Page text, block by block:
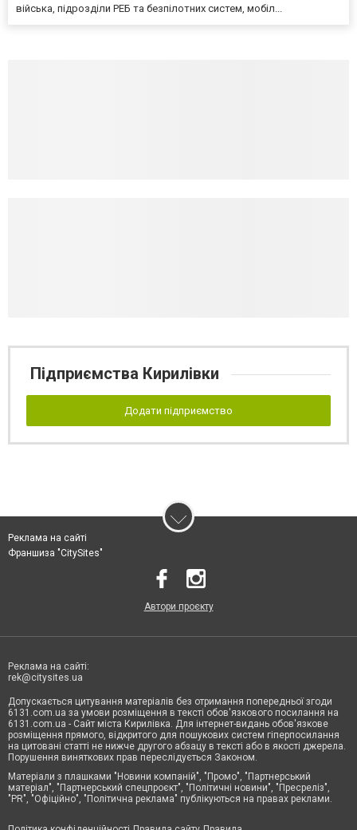
війська, підрозділи РЕБ та безпілотних систем, мобіл...
Підприємства Кирилівки
Додати підприємство
Реклама на сайті
Франшиза "CitySites"
Автори проєкту
Реклама на сайті:
rek@citysites.ua
Допускається цитування матеріалів без отримання попередньої згоди
6131.com.ua за умови розміщення в тексті обов'язкового посилання на
6131.com.ua - Сайт міста Кирилівка. Для інтернет-видань обов'язкове
розміщення прямого, відкритого для пошукових систем гіперпосилання
на цитовані статті не нижче другого абзацу в тексті або в якості джерела.
Порушення виняткових прав переслідується Законом.
Матеріали з плашками "Новини компаній", "Промо", "Партнерський
матеріал", "Партнерський спецпроєкт", "Політичні новини", "Пресреліз",
"PR", "Офіційно", "Політична реклама" публікуються на правах реклами.